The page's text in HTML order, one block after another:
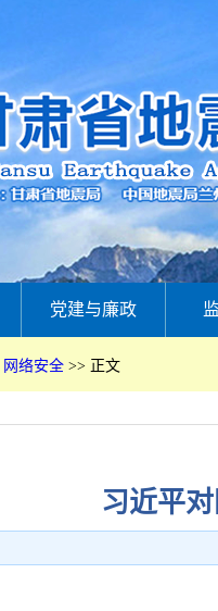
党建与廉政
网络安全 >> 正文
习近平